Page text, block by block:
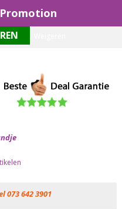
073 642 3901
maken wij gebruik van